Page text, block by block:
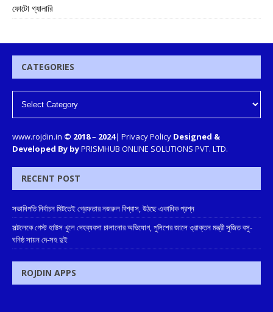
ফোটো গ্যালারি
CATEGORIES
www.rojdin.in © 2018– 2024| Privacy Policy Designed &
Developed By byPRISMHUB ONLINE SOLUTIONS PVT. LTD.
RECENT POST
সভাধিপতি নির্বাচন মিটতেই গ্রেফতার নজরুল বিশ্বাস, উঠছে একাধিক প্রশ্ন
সল্টলেকে গেস্ট হাউস খুলে দেহব্যবসা চালানোর অভিযোগ, পুলিশের জালে ও্রাক্তন মন্ত্রী সুজিত বসু-
ঘনিষ্ঠ সায়ন দে-সহ দুই
ROJDIN APPS